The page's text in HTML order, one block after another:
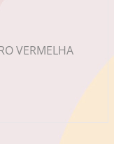
VERMELHA